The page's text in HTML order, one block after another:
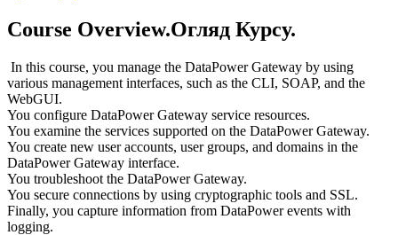
Course Overview.Огляд Курсу.
In this course, you manage the DataPower Gateway by using
various management interfaces, such as the CLI, SOAP, and the
WebGUI.
You configure DataPower Gateway service resources.
You examine the services supported on the DataPower Gateway.
You create new user accounts, user groups, and domains in the
DataPower Gateway interface.
You troubleshoot the DataPower Gateway.
You secure connections by using cryptographic tools and SSL.
Finally, you capture information from DataPower events with
logging.